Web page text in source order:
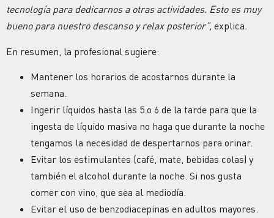
tecnología para dedicarnos a otras actividades. Esto es muy
bueno para nuestro descanso y relax posterior”, explica.
En resumen, la profesional sugiere:
Mantener los horarios de acostarnos durante la
semana.
Ingerir líquidos hasta las 5 o 6 de la tarde para que la
ingesta de líquido masiva no haga que durante la noche
tengamos la necesidad de despertarnos para orinar.
Evitar los estimulantes (café, mate, bebidas colas) y
también el alcohol durante la noche. Si nos gusta
comer con vino, que sea al mediodía.
Evitar el uso de benzodiacepinas en adultos mayores.